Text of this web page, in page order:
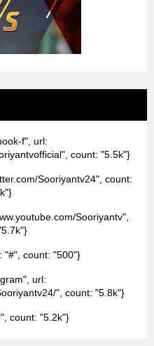
f", url:
count: "5.5k"}
Sooriyantv24", count:
Sooriyantv",
"#", count: "500"}
url:
", count: "5.8k"}
count: "5.2k"}